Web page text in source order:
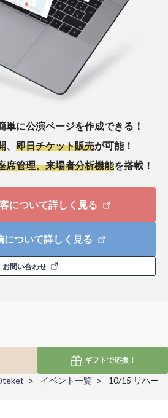
単に公演ページを作成できる！
即日チケット販売が可能！
席管理、来場者分析機能を搭載！
について詳しく見る
について詳しく見る
お問い合わせ
ギフトで応援！
teket イベント一覧
10/15 リハー